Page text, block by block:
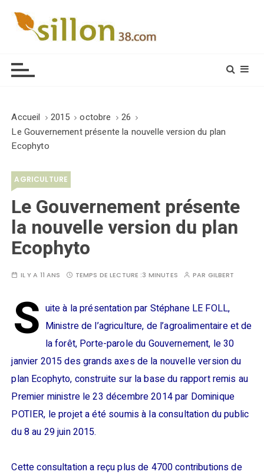
Accueil 2015 octobre
26
Le Gouvernement présente la nouvelle version du plan
Ecophyto
AGRICULTURE
Le Gouvernement présente
la nouvelle version du plan
Ecophyto
IL Y A 11 ANS TEMPS DE LECTURE :3 MINUTES PAR GILBERT
S uite à la présentation par Stéphane LE FOLL,
Ministre de l’agriculture, de l’agroalimentaire et de
la forêt, Porte-parole du Gouvernement, le 30
janvier 2015 des grands axes de la nouvelle version du
plan Ecophyto, construite sur la base du rapport remis au
Premier ministre le 23 décembre 2014 par Dominique
POTIER, le projet a été soumis à la consultation du public
du 8 au 29 juin 2015.
Cette consultation a reçu plus de 4700 contributions de